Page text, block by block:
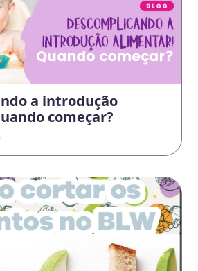
a introdução
começar?